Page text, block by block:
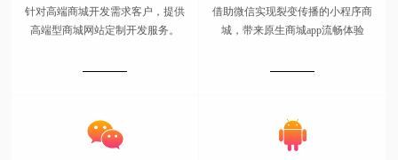
针对高端商城开发需求客户，提供
高端型商城网站定制开发服务。
借助微信实现裂变传播的小程序商
城，带来原生商城app流畅体验